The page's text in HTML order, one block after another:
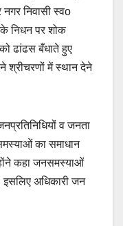
निवासी स्वo
निधन पर शोक
ढांढस बँधाते हुए
श्रीचरणों में स्थान देने
व जनता
का समाधान
कहा जनसमस्याओं
इसलिए अधिकारी जन